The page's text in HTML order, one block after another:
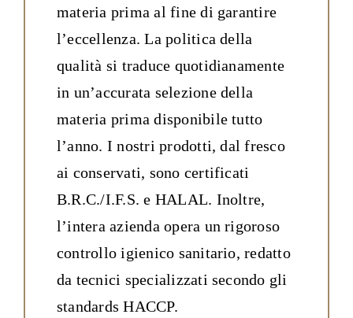
materia prima al fine di garantire
l’eccellenza. La politica della
qualità si traduce quotidianamente
in un’accurata selezione della
materia prima disponibile tutto
l’anno. I nostri prodotti, dal fresco
ai conservati, sono certificati
B.R.C./I.F.S. e HALAL. Inoltre,
l’intera azienda opera un rigoroso
controllo igienico sanitario, redatto
da tecnici specializzati secondo gli
standards HACCP.